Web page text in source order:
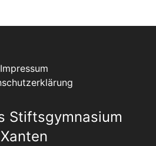
Impressum
Stiftsgymnasium
Xanten